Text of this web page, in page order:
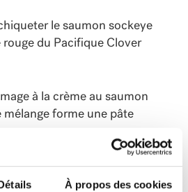
À propos des cookies
le saumon sockeye
rouge du Pacifique Clover
à la crème au saumon
mélange forme une pâte
citron, le jus de citron,
persil, la ciboulette, l’aneth et